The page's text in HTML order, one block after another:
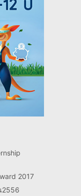
2017
2556